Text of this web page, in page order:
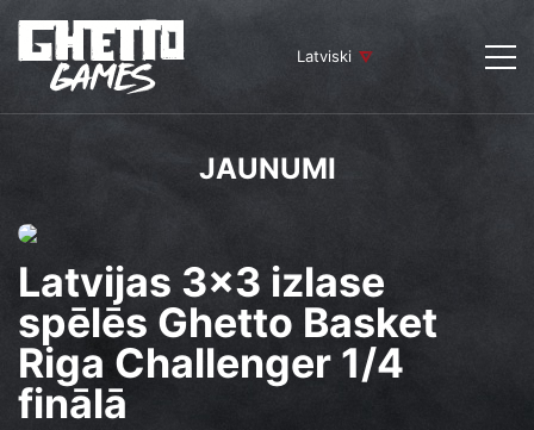
Latviski
JAUNUMI
Latvijas 3x3 izlase
spēlēs Ghetto Basket
Riga Challenger 1/4
finālā